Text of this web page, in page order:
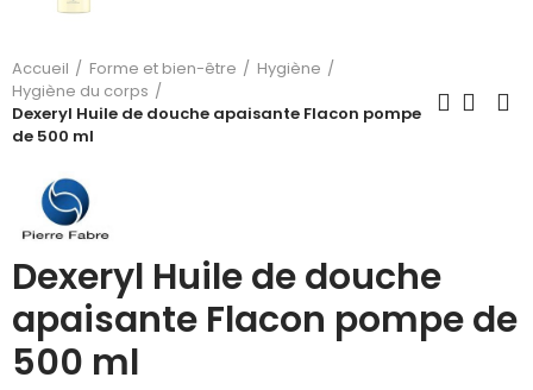
Accueil Forme et bien-être
Hygiène
Hygiène du corps
Dexeryl Huile de douche apaisante Flacon pompe
de 500 ml
Dexeryl Huile de douche
apaisante Flacon pompe de
500 ml